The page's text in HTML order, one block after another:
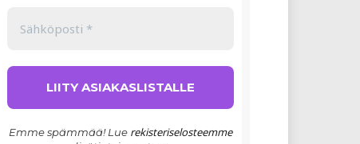
Emme spämmää! Lue rekisteriselosteemme